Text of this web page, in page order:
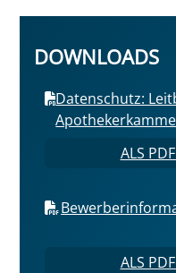
DOWNLOADS
Datenschutz:
ALS
ALS